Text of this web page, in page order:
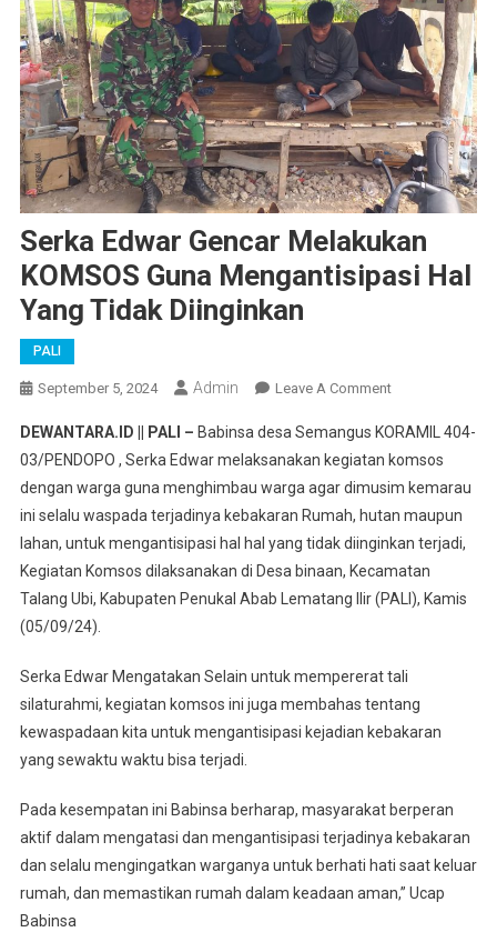
Serka Edwar Gencar Melakukan
KOMSOS Guna Mengantisipasi Hal
Yang Tidak Diinginkan
PALI
September 5, 2024 Admin Leave A CommentOn
Edwar
Gencar
Melakukan
KOMSOS
Guna
Mengantisipasi
Hal
Diinginkan
DEWANTARA.ID || PALI – Babinsa desa Semangus KORAMIL 404-
03/PENDOPO , Serka Edwar melaksanakan kegiatan komsos
dengan warga guna menghimbau warga agar dimusim kemarau
ini selalu waspada terjadinya kebakaran Rumah, hutan maupun
lahan, untuk mengantisipasi hal hal yang tidak diinginkan terjadi,
Kegiatan Komsos dilaksanakan di Desa binaan, Kecamatan
Talang Ubi, Kabupaten Penukal Abab Lematang Ilir (PALI), Kamis
(05/09/24).
Serka Edwar Mengatakan Selain untuk mempererat tali
silaturahmi, kegiatan komsos ini juga membahas tentang
kewaspadaan kita untuk mengantisipasi kejadian kebakaran
yang sewaktu waktu bisa terjadi.
Pada kesempatan ini Babinsa berharap, masyarakat berperan
aktif dalam mengatasi dan mengantisipasi terjadinya kebakaran
dan selalu mengingatkan warganya untuk berhati hati saat keluar
rumah, dan memastikan rumah dalam keadaan aman,” Ucap
Babinsa